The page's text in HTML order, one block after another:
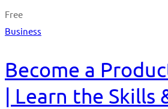
Free
Business
Become a
| Learn the Skills